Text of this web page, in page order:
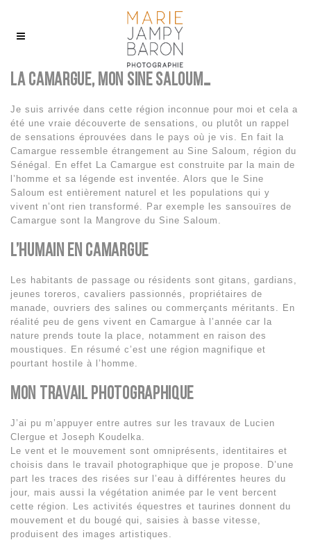
La Camargue, mon Sine Saloum…
Je suis arrivée dans cette région inconnue pour moi et cela a
été une vraie découverte de sensations, ou plutôt un rappel
de sensations éprouvées dans le pays où je vis. En fait la
Camargue ressemble étrangement au Sine Saloum, région du
Sénégal. En effet La Camargue est construite par la main de
l’homme et sa légende est inventée. Alors que le Sine
Saloum est entièrement naturel et les populations qui y
vivent n’ont rien transformé. Par exemple les sansouïres de
Camargue sont la Mangrove du Sine Saloum.
L’humain en Camargue
Les habitants de passage ou résidents sont gitans, gardians,
jeunes toreros, cavaliers passionnés, propriétaires de
manade, ouvriers des salines ou commerçants méritants. En
réalité peu de gens vivent en Camargue à l’année car la
nature prends toute la place, notamment en raison des
moustiques. En résumé c’est une région magnifique et
pourtant hostile à l’homme.
Mon Travail Photographique
J’ai pu m’appuyer entre autres sur les travaux de Lucien
Clergue et Joseph Koudelka.
Le vent et le mouvement sont omniprésents, identitaires et
choisis dans le travail photographique que je propose. D’une
part les traces des risées sur l’eau à différentes heures du
jour, mais aussi la végétation animée par le vent bercent
cette région. Les activités équestres et taurines donnent du
mouvement et du bougé qui, saisies à basse vitesse,
produisent des images artistiques.